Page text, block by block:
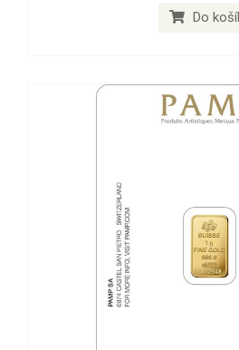
Do